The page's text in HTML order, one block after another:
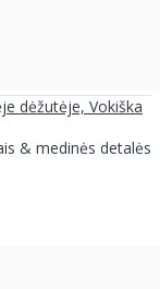
dėžutėje, Vokiška
& medinės detalės